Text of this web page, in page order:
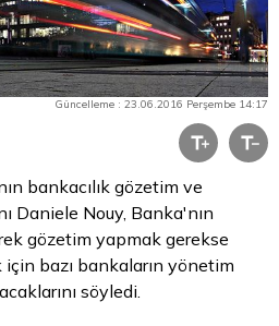
Güncelleme : 23.06.2016 Perşembe 14:17
bankacılık gözetim ve
Daniele Nouy, Banka'nın
gözetim yapmak gerekse
bazı bankaların yönetim
söyledi.